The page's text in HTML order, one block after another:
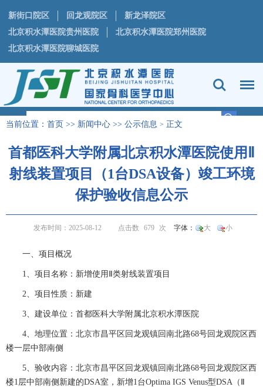
新街口院区 回龙观院区
新龙泽院区
北京积水潭医院贵州医院
北京积水潭医院郑州医院
北京积水潭医院聊城医院
当前位置： 首页 >> 新闻中心 >> 公示信息 > 正文
首都医科大学附属北京积水潭医院使用Ⅱ
射线装置项目（1台DSA设备）竣工环境
保护验收信息公示
发布时间：2025-08-12 点击数 679 次 字体： 大 小
一、项目概况
1、项目名称： 新增使用 Ⅱ类射线装置项目
2、项目性质：新建
3、建设单位： 首都医科大学附属北京积水潭医院
4、地理位置： 北京市昌平区回龙观镇回南北路68号回龙观院区西
楼一层中部南侧
5、验收内容：北京市昌平区回龙观镇回南北路68号回龙观院区西
楼1层中部南侧新建的DSA室，新增1台Optima IGS Venus型DSA（Ⅱ